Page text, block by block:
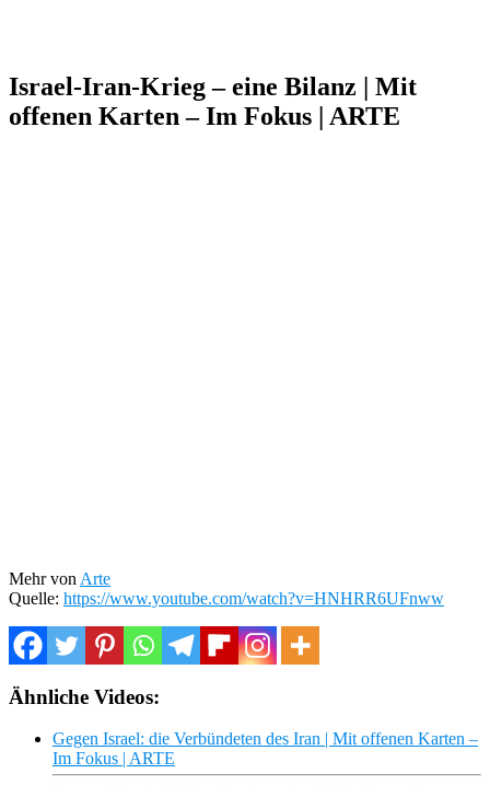
Israel-Iran-Krieg – eine Bilanz | Mit
offenen Karten – Im Fokus | ARTE
Mehr von Arte
Quelle: https://www.youtube.com/watch?v=HNHRR6UFnww
Ähnliche Videos:
Gegen Israel: die Verbündeten des Iran | Mit offenen Karten –
Im Fokus | ARTE